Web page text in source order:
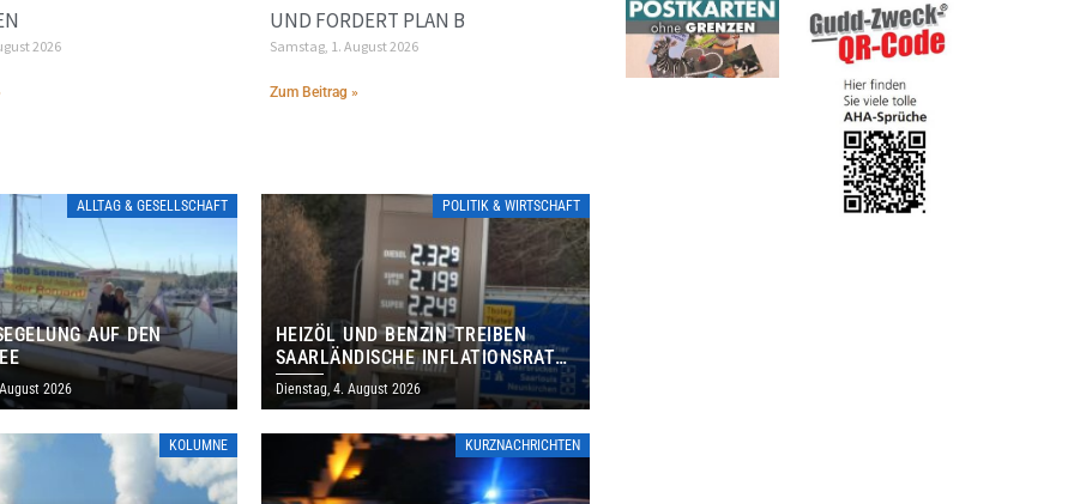
2026
UND FORDERT PLAN B
Samstag, 1. August 2026
Zum Beitrag »
ALLTAG & GESELLSCHAFT
AUF DEN
2026
POLITIK & WIRTSCHAFT
HEIZÖL UND BENZIN TREIBEN
SAARLÄNDISCHE INFLATIONSRATE
IM JULI AUF 3,2 PROZENT
Dienstag, 4. August 2026
KOLUMNE KURZNACHRICHTEN